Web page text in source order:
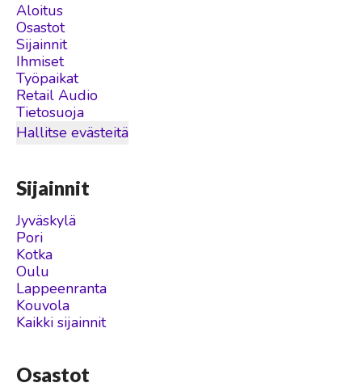
Aloitus
Osastot
Sijainnit
Ihmiset
Työpaikat
Retail Audio
Tietosuoja
Hallitse evästeitä
Sijainnit
Jyväskylä
Pori
Kotka
Oulu
Lappeenranta
Kouvola
Kaikki sijainnit
Osastot